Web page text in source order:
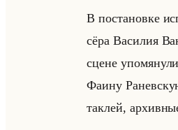
В по­ста­нов­ке
сё­ра Ва­си­лия
сцене
Фаину
так­лей,